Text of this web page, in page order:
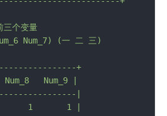
三个变量
Num_7) (一 二
三)
+
Num_8 Num_9
|
1       1 |